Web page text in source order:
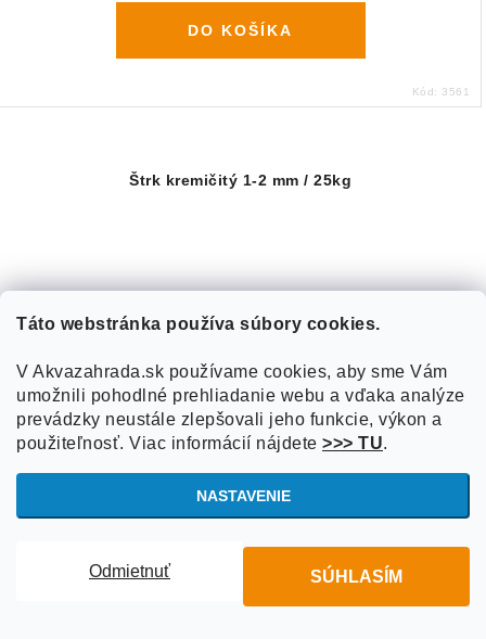
Táto webstránka používa súbory cookies.
V Akvazahrada.sk používame cookies, aby sme Vám
umožnili pohodlné prehliadanie webu a vďaka analýze
prevádzky neustále zlepšovali jeho funkcie, výkon a
použiteľnosť. Viac informácií nájdete >>> TU.
NASTAVENIE
Odmietnuť SÚHLASÍM
DO KOŠÍKA
Kód: 3561
Štrk kremičitý 1-2 mm / 25kg